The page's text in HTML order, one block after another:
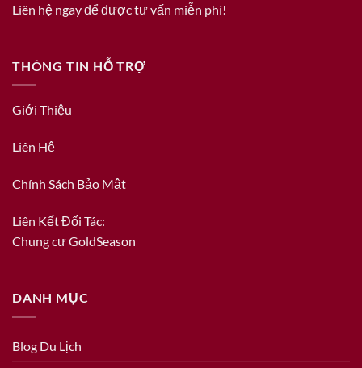
Liên hệ ngay để được tư vấn miễn phí!
THÔNG TIN HỖ TRỢ
Giới Thiệu
Liên Hệ
Chính Sách Bảo Mật
Liên Kết Đối Tác:
Chung cư GoldSeason
DANH MỤC
Blog Du Lịch